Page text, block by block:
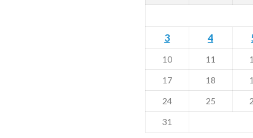
3
4
10 11
17
18
24
25
31